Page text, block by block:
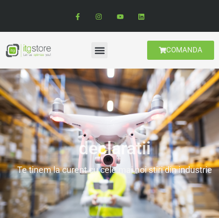
COMANDA
declaratii
Te tinem la curent cu cele mai noi stiri din industrie